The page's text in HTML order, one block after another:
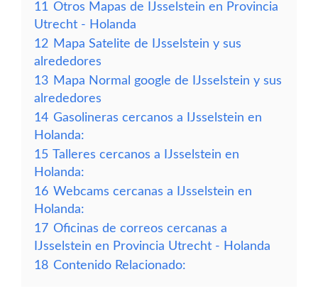
11 Otros Mapas de IJsselstein en Provincia
Utrecht - Holanda
12 Mapa Satelite de IJsselstein y sus
alrededores
13 Mapa Normal google de IJsselstein y sus
alrededores
14 Gasolineras cercanos a IJsselstein en
Holanda:
15 Talleres cercanos a IJsselstein en
Holanda:
16 Webcams cercanas a IJsselstein en
Holanda:
17 Oficinas de correos cercanas a
IJsselstein en Provincia Utrecht - Holanda
18 Contenido Relacionado: